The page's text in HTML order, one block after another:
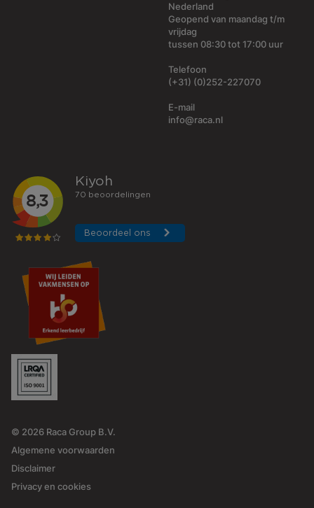
Nederland
Geopend van maandag t/m
vrijdag
tussen 08:30 tot 17:00 uur
Telefoon
(+31) (0)252-227070
E-mail
info@raca.nl
© 2026 Raca Group B.V.
Algemene voorwaarden
Disclaimer
Privacy en cookies